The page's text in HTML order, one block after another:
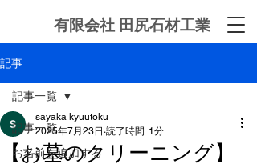
有限会社 田尻石材工業
記事
記事一覧
お名前を追加する
記事一覧
【お墓のクリーニング】
sayaka kyuutoku
2025年7月23日 読了時間: 1分